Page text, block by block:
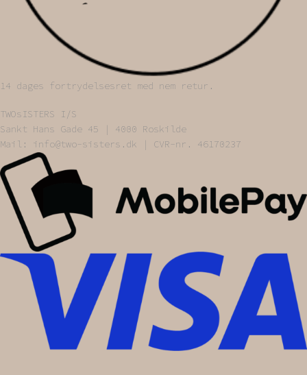
14 dages fortrydelsesret med nem retur.
TWOsISTERS I/S
Sankt Hans Gade 45 | 4000 Roskilde
Mail: info@two-sisters.dk | CVR-nr. 46170237